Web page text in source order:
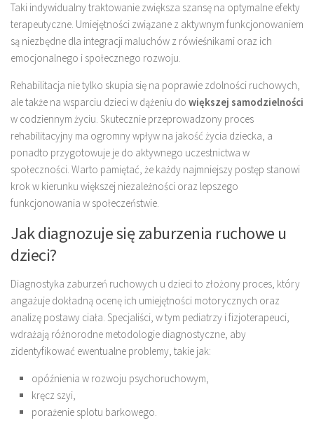
Taki indywidualny traktowanie zwiększa szansę na optymalne efekty
terapeutyczne. Umiejętności związane z aktywnym funkcjonowaniem
są niezbędne dla integracji maluchów z rówieśnikami oraz ich
emocjonalnego i społecznego rozwoju.
Rehabilitacja nie tylko skupia się na poprawie zdolności ruchowych,
ale także na wsparciu dzieci w dążeniu do większej samodzielności
w codziennym życiu. Skutecznie przeprowadzony proces
rehabilitacyjny ma ogromny wpływ na jakość życia dziecka, a
ponadto przygotowuje je do aktywnego uczestnictwa w
społeczności. Warto pamiętać, że każdy najmniejszy postęp stanowi
krok w kierunku większej niezależności oraz lepszego
funkcjonowania w społeczeństwie.
Jak diagnozuje się zaburzenia ruchowe u
dzieci?
Diagnostyka zaburzeń ruchowych u dzieci to złożony proces, który
angażuje dokładną ocenę ich umiejętności motorycznych oraz
analizę postawy ciała. Specjaliści, w tym pediatrzy i fizjoterapeuci,
wdrażają różnorodne metodologie diagnostyczne, aby
zidentyfikować ewentualne problemy, takie jak:
opóźnienia w rozwoju psychoruchowym,
kręcz szyi,
porażenie splotu barkowego.